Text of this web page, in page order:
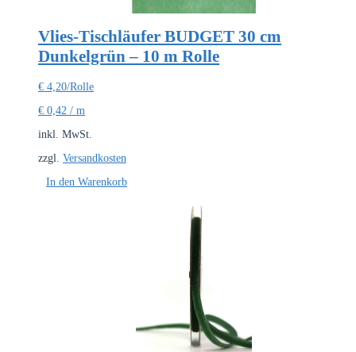
Vlies-Tischläufer BUDGET 30 cm
Dunkelgrün – 10 m Rolle
€ 4,20/Rolle
€ 0,42 / m
inkl. MwSt.
zzgl. Versandkosten
In den Warenkorb